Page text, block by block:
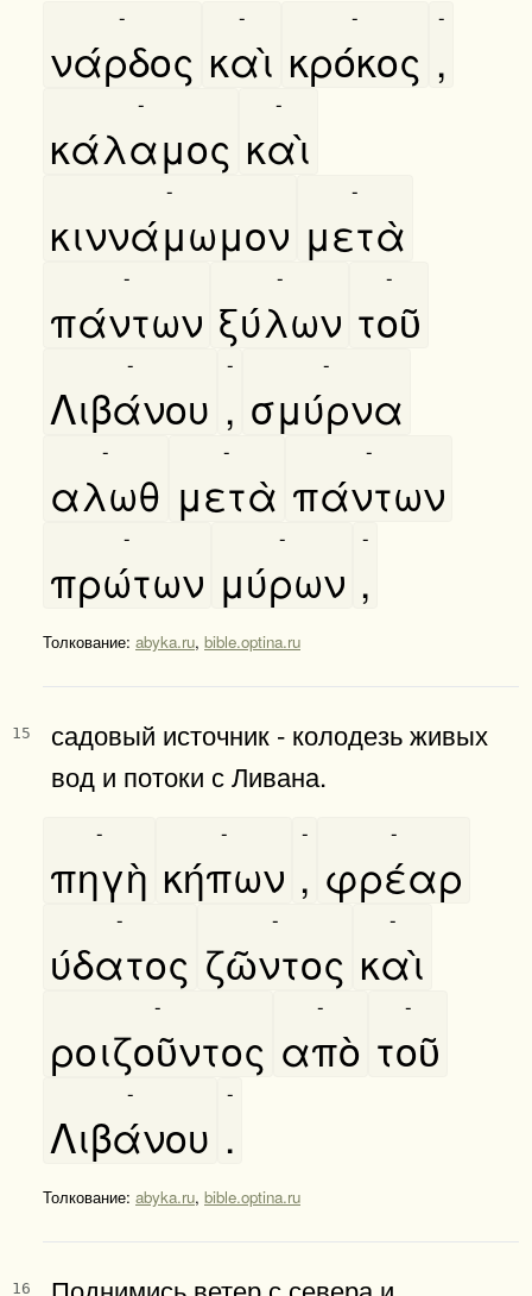
νάρδος
-
καὶ
-
κρόκος
-
,
-
κάλαμος
-
καὶ
-
κιννάμωμον
-
μετὰ
-
πάντων
-
ξύλων
-
τοῦ
-
Λιβάνου
-
,
-
σμύρνα
-
αλωθ
-
μετὰ
-
πάντων
-
πρώτων
-
μύρων
-
,
-
Толкование: abyka.ru, bible.optina.ru
15
садовый источник - колодезь живых
вод и потоки с Ливана.
πηγὴ
-
κήπων
-
,
-
φρέαρ
-
ύδατος
-
ζῶντος
-
καὶ
-
ροιζοῦντος
-
απὸ
-
τοῦ
-
Λιβάνου
-
.
-
Толкование: abyka.ru, bible.optina.ru
16